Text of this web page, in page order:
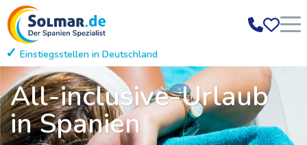
Einstiegsstellen in Deutschland
All-inclusive-Urlaub
in Spanien